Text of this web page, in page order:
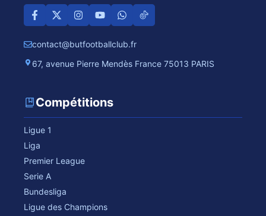
contact@butfootballclub.fr
67, avenue Pierre Mendès France 75013 PARIS
Compétitions
Ligue 1
Liga
Premier League
Serie A
Bundesliga
Ligue des Champions